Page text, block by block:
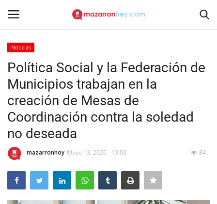
Inicio
Contacto
Noticias
Mazarrón Hoy
Entrevistas
Noticias
Política Social y la Federación de
Municipios trabajan en la
creación de Mesas de
Coordinación contra la soledad
no deseada
mazarronhoy Mayo 13, 2026 - 13:02 84